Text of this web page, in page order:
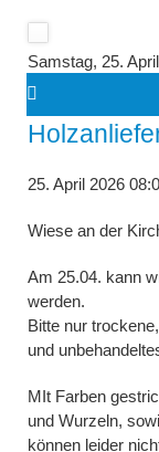
Samstag, 25.
25. April 2026
Wiese an der
Am 25.04. kann
werden.
Bitte nur
und
MIt Farben
und Wurzeln,
können leider